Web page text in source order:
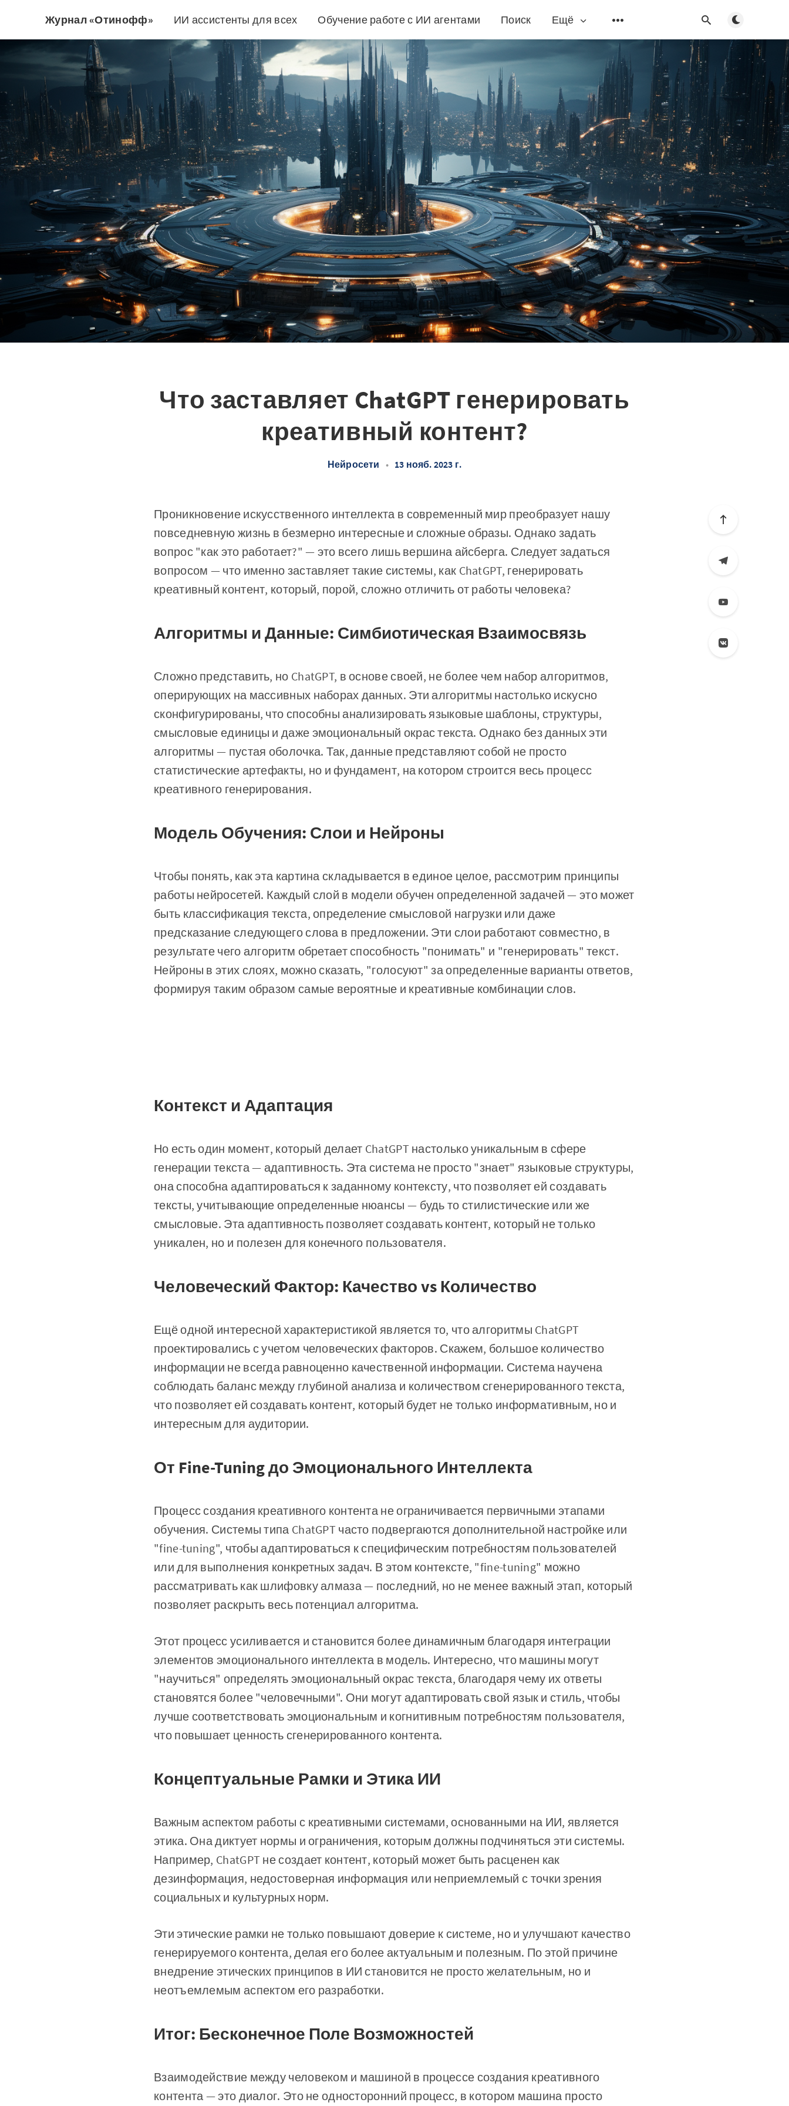
Журнал «Отинофф» ИИ ассистенты для всех Обучение работе с ИИ агентами Поиск Ещё
Что заставляет ChatGPT генерировать
креативный контент?
Нейросети • 13 нояб. 2023 г.
Проникновение искусственного интеллекта в современный мир преобразует нашу
повседневную жизнь в безмерно интересные и сложные образы. Однако задать
вопрос "как это работает?" — это всего лишь вершина айсберга. Следует задаться
вопросом — что именно заставляет такие системы, как ChatGPT, генерировать
креативный контент, который, порой, сложно отличить от работы человека?
Алгоритмы и Данные: Симбиотическая Взаимосвязь
Сложно представить, но ChatGPT, в основе своей, не более чем набор алгоритмов,
оперирующих на массивных наборах данных. Эти алгоритмы настолько искусно
сконфигурированы, что способны анализировать языковые шаблоны, структуры,
смысловые единицы и даже эмоциональный окрас текста. Однако без данных эти
алгоритмы — пустая оболочка. Так, данные представляют собой не просто
статистические артефакты, но и фундамент, на котором строится весь процесс
креативного генерирования.
Модель Обучения: Слои и Нейроны
Чтобы понять, как эта картина складывается в единое целое, рассмотрим принципы
работы нейросетей. Каждый слой в модели обучен определенной задачей — это может
быть классификация текста, определение смысловой нагрузки или даже
предсказание следующего слова в предложении. Эти слои работают совместно, в
результате чего алгоритм обретает способность "понимать" и "генерировать" текст.
Нейроны в этих слоях, можно сказать, "голосуют" за определенные варианты ответов,
формируя таким образом самые вероятные и креативные комбинации слов.
Контекст и Адаптация
Но есть один момент, который делает ChatGPT настолько уникальным в сфере
генерации текста — адаптивность. Эта система не просто "знает" языковые структуры,
она способна адаптироваться к заданному контексту, что позволяет ей создавать
тексты, учитывающие определенные нюансы — будь то стилистические или же
смысловые. Эта адаптивность позволяет создавать контент, который не только
уникален, но и полезен для конечного пользователя.
Человеческий Фактор: Качество vs Количество
Ещё одной интересной характеристикой является то, что алгоритмы ChatGPT
проектировались с учетом человеческих факторов. Скажем, большое количество
информации не всегда равноценно качественной информации. Система научена
соблюдать баланс между глубиной анализа и количеством сгенерированного текста,
что позволяет ей создавать контент, который будет не только информативным, но и
интересным для аудитории.
От Fine-Tuning до Эмоционального Интеллекта
Процесс создания креативного контента не ограничивается первичными этапами
обучения. Системы типа ChatGPT часто подвергаются дополнительной настройке или
"fine-tuning", чтобы адаптироваться к специфическим потребностям пользователей
или для выполнения конкретных задач. В этом контексте, "fine-tuning" можно
рассматривать как шлифовку алмаза — последний, но не менее важный этап, который
позволяет раскрыть весь потенциал алгоритма.
Этот процесс усиливается и становится более динамичным благодаря интеграции
элементов эмоционального интеллекта в модель. Интересно, что машины могут
"научиться" определять эмоциональный окрас текста, благодаря чему их ответы
становятся более "человечными". Они могут адаптировать свой язык и стиль, чтобы
лучше соответствовать эмоциональным и когнитивным потребностям пользователя,
что повышает ценность сгенерированного контента.
Концептуальные Рамки и Этика ИИ
Важным аспектом работы с креативными системами, основанными на ИИ, является
этика. Она диктует нормы и ограничения, которым должны подчиняться эти системы.
Например, ChatGPT не создает контент, который может быть расценен как
дезинформация, недостоверная информация или неприемлемый с точки зрения
социальных и культурных норм.
Эти этические рамки не только повышают доверие к системе, но и улучшают качество
генерируемого контента, делая его более актуальным и полезным. По этой причине
внедрение этических принципов в ИИ становится не просто желательным, но и
неотъемлемым аспектом его разработки.
Итог: Бесконечное Поле Возможностей
Взаимодействие между человеком и машиной в процессе создания креативного
контента — это диалог. Это не односторонний процесс, в котором машина просто